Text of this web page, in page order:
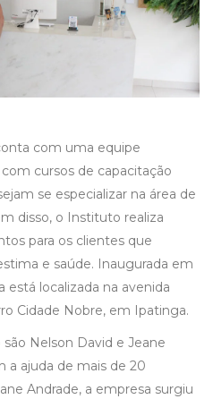
com uma equipe
cursos de capacitação
se especializar na área de
disso, o Instituto realiza
para os clientes que
e saúde. Inaugurada em
está localizada na avenida
Cidade Nobre, em Ipatinga.
Nelson David e Jeane
a ajuda de mais de 20
Andrade, a empresa surgiu